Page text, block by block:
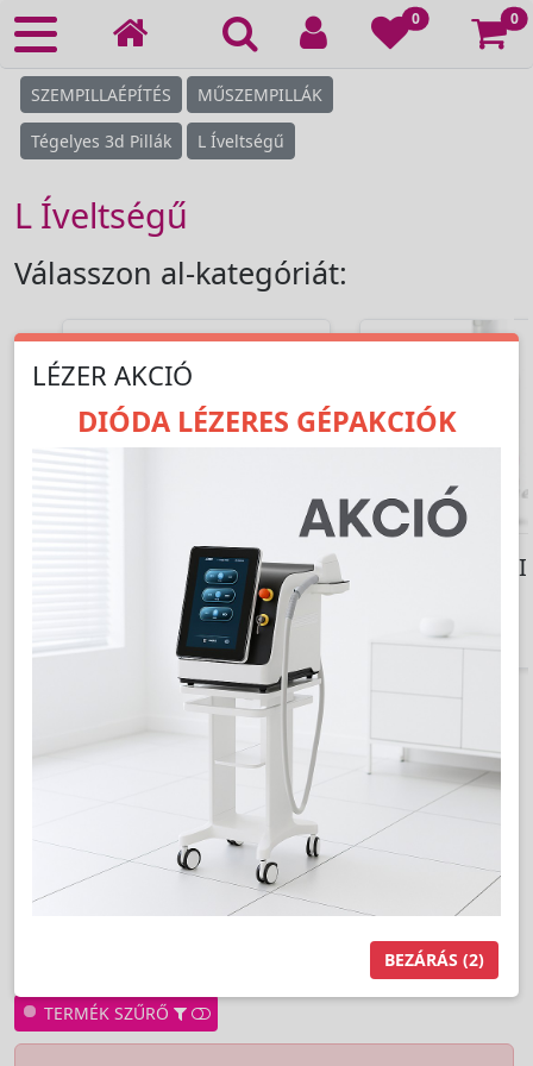
0 0
SZEMPILLAÉPÍTÉS MŰSZEMPILLÁK
Tégelyes 3d Pillák L Íveltségű
L Íveltségű
Válasszon al-kategóriát:
KOZMETIKUM-
PROFESSZIONÁLIS
EGÉSZSÉG
Termékek a kategóriában:
Találatok száma: 0 termék
Rendezés:
TERMÉK SZŰRŐ
LÉZER AKCIÓ
DIÓDA LÉZERES GÉPAKCIÓK
BEZÁRÁS (2)